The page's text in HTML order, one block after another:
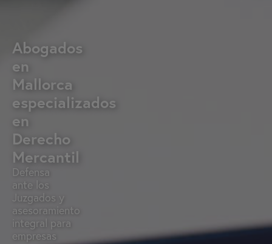
Abogados
en
Mallorca
especializados
en
Derecho
Mercantil
Defensa
ante los
Juzgados y
asesoramiento
integral para
empresas